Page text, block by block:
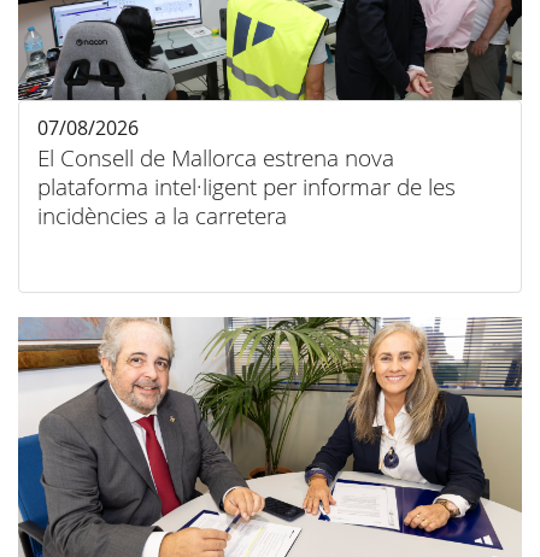
El Consell de Mallorca estrena nova
plataforma intel·ligent per informar de les
incidències a la carretera
07/08/2026